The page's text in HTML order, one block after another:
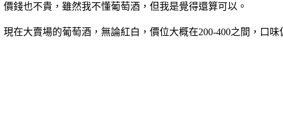
錢也不貴，雖然我不懂葡萄酒，但我是覺得還算可以。
在大賣場的葡萄酒，無論紅白，價位大概在200-400之間，口